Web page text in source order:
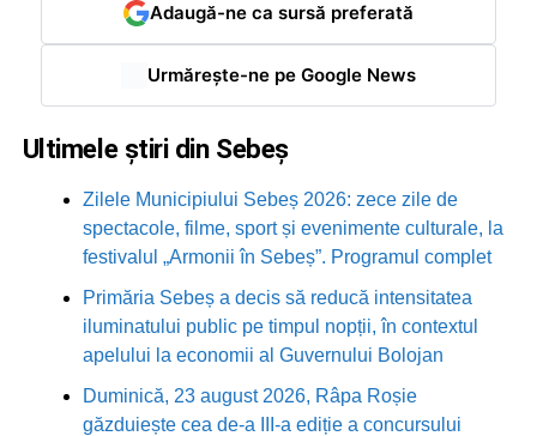
Adaugă-ne ca sursă preferată
Urmărește-ne pe Google News
Ultimele știri din Sebeș
Zilele Municipiului Sebeș 2026: zece zile de
spectacole, filme, sport și evenimente culturale, la
festivalul „Armonii în Sebeș”. Programul complet
Primăria Sebeș a decis să reducă intensitatea
iluminatului public pe timpul nopții, în contextul
apelului la economii al Guvernului Bolojan
Duminică, 23 august 2026, Râpa Roșie
găzduiește cea de-a III-a ediție a concursului